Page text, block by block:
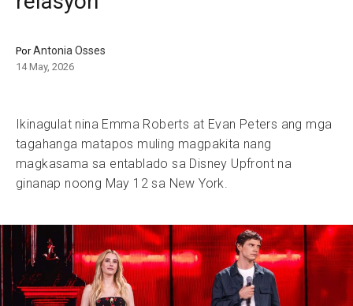
PorAntonia Osses
14 May, 2026
Ikinagulat nina Emma Roberts at Evan Peters ang mga
tagahanga matapos muling magpakita nang
magkasama sa entablado sa Disney Upfront na
ginanap noong May 12 sa New York.